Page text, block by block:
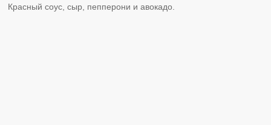
Красный соус, сыр, пепперони и авокадо.